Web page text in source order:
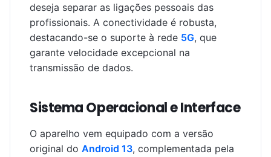
deseja separar as ligações pessoais das
profissionais. A conectividade é robusta,
destacando-se o suporte à rede 5G, que
garante velocidade excepcional na
transmissão de dados.
Sistema Operacional e Interface
O aparelho vem equipado com a versão
original do Android 13, complementada pela